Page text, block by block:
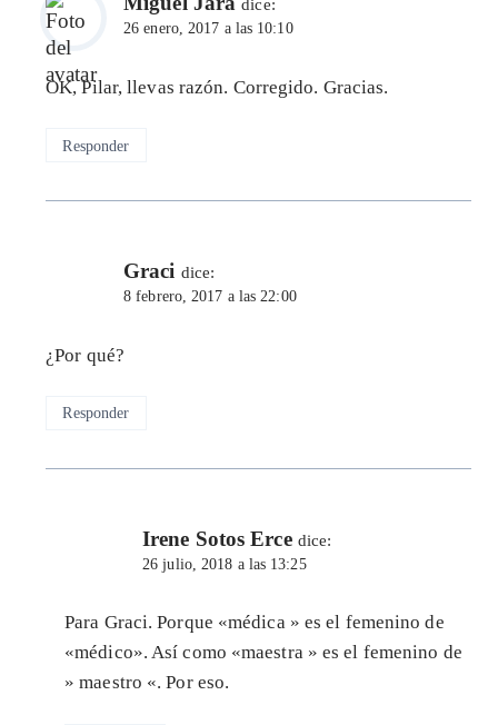
dice:
26 enero, 2017 a las 10:10
OK, Pilar, llevas razón. Corregido. Gracias.
Responder
Graci dice:
8 febrero, 2017 a las 22:00
¿Por qué?
Responder
Irene Sotos Erce dice:
26 julio, 2018 a las 13:25
Para Graci. Porque «médica » es el femenino de
«médico». Así como «maestra » es el femenino de
» maestro «. Por eso.